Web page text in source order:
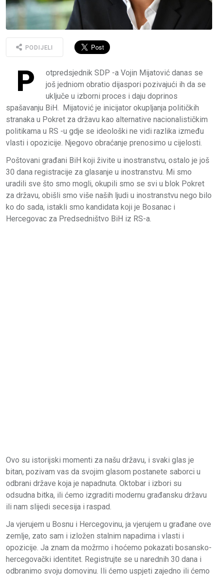
PODIJELI
P
otpredsjednik SDP -a Vojin Mijatović danas se
još jedniom obratio dijaspori pozivajući ih da se
uključe u izborni proces i daju doprinos
spašavanju BiH. Mijatović je inicijator okupljanja političkih
stranaka u Pokret za državu kao alternative nacionalističkim
politikama u RS -u gdje se ideološki ne vidi razlika između
vlasti i opozicije. Njegovo obraćanje prenosimo u cijelosti.
Poštovani građani BiH koji živite u inostranstvu, ostalo je još
30 dana registracije za glasanje u inostranstvu. Mi smo
uradili sve što smo mogli, okupili smo se svi u blok Pokret
za državu, obišli smo više naših ljudi u inostranstvu nego bilo
ko do sada, istakli smo kandidata koji je Bosanac i
Hercegovac za Predsedništvo BiH iz RS-a.
Ovo su istorijski momenti za našu državu, i svaki glas je
bitan, pozivam vas da svojim glasom postanete saborci u
odbrani države koja je napadnuta. Oktobar i izbori su
odsudna bitka, ili ćemo izgraditi modernu građansku državu
ili nam slijedi secesija i raspad.
Ja vjerujem u Bosnu i Hercegovinu, ja vjerujem u građane ove
zemlje, zato sam i izložen stalnim napadima i vlasti i
opozicije. Ja znam da možrmo i hoćemo pokazati bosansko-
hercegovački identitet. Registrujte se u narednih 30 dana i
odbranimo svoju domovinu. Ili ćemo uspjeti zajedno ili ćemo